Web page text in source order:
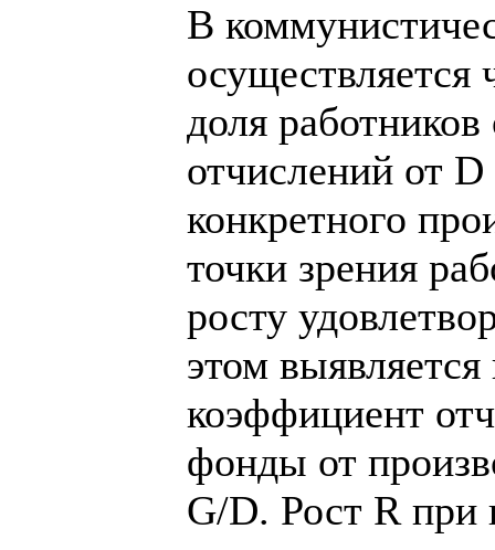
В
доля
отчислений от
конкретного
точки зрения
росту
этом
коэффициент
фонды от
G/D. Рост R